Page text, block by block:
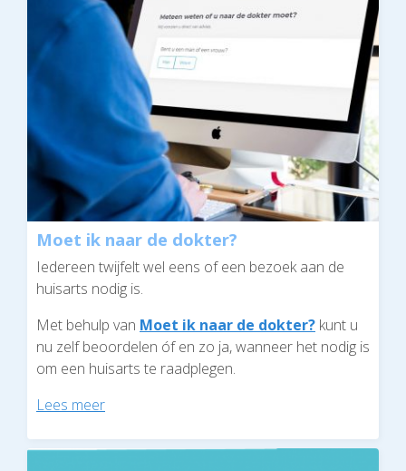
Moet ik naar de dokter?
Iedereen twijfelt wel eens of een bezoek aan de
huisarts nodig is.
Met behulp van Moet ik naar de dokter? kunt u
nu zelf beoordelen óf en zo ja, wanneer het nodig is
om een huisarts te raadplegen.
Lees meer